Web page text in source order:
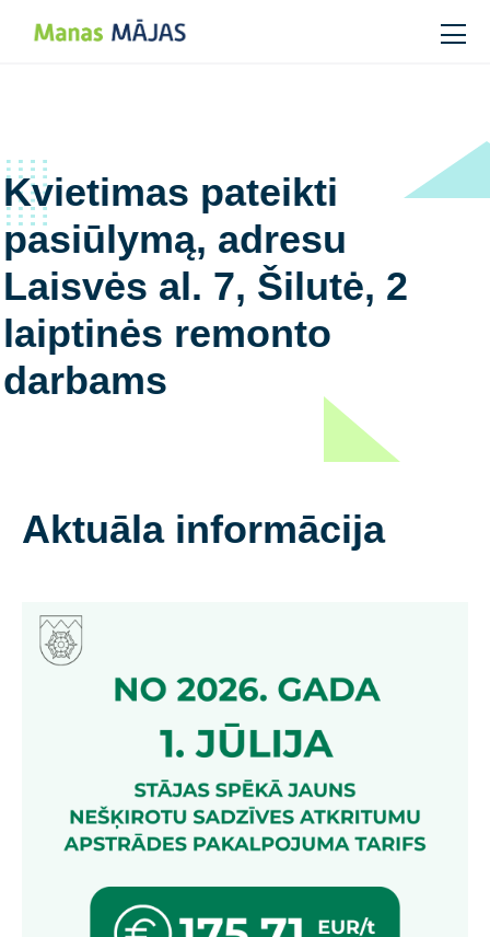
Main Navigation
Kvietimas pateikti
pasiūlymą, adresu
Laisvės al. 7, Šilutė, 2
laiptinės remonto
darbams
Aktuāla informācija